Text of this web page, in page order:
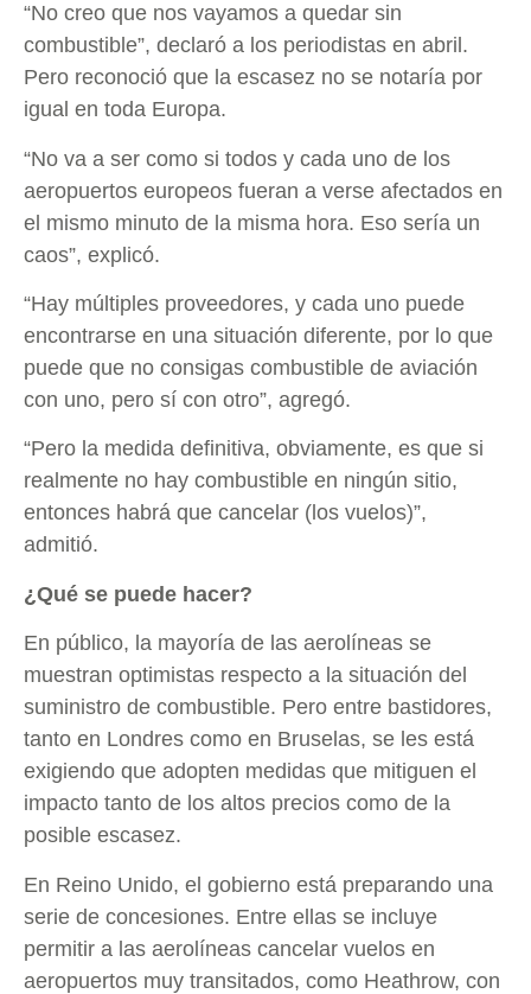
“No creo que nos vayamos a quedar sin
combustible”, declaró a los periodistas en abril.
Pero reconoció que la escasez no se notaría por
igual en toda Europa.
“No va a ser como si todos y cada uno de los
aeropuertos europeos fueran a verse afectados en
el mismo minuto de la misma hora. Eso sería un
caos”, explicó.
“Hay múltiples proveedores, y cada uno puede
encontrarse en una situación diferente, por lo que
puede que no consigas combustible de aviación
con uno, pero sí con otro”, agregó.
“Pero la medida definitiva, obviamente, es que si
realmente no hay combustible en ningún sitio,
entonces habrá que cancelar (los vuelos)”,
admitió.
¿Qué se puede hacer?
En público, la mayoría de las aerolíneas se
muestran optimistas respecto a la situación del
suministro de combustible. Pero entre bastidores,
tanto en Londres como en Bruselas, se les está
exigiendo que adopten medidas que mitiguen el
impacto tanto de los altos precios como de la
posible escasez.
En Reino Unido, el gobierno está preparando una
serie de concesiones. Entre ellas se incluye
permitir a las aerolíneas cancelar vuelos en
aeropuertos muy transitados, como Heathrow, con